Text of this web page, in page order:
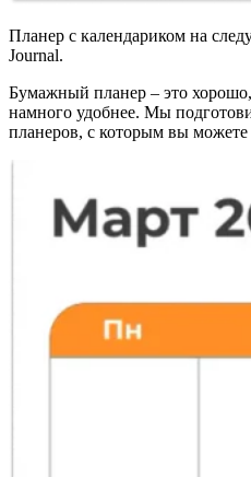
Планер с календариком на
Journal.
Бумажный планер – это
намного удобнее. Мы
планеров, с которым вы можете